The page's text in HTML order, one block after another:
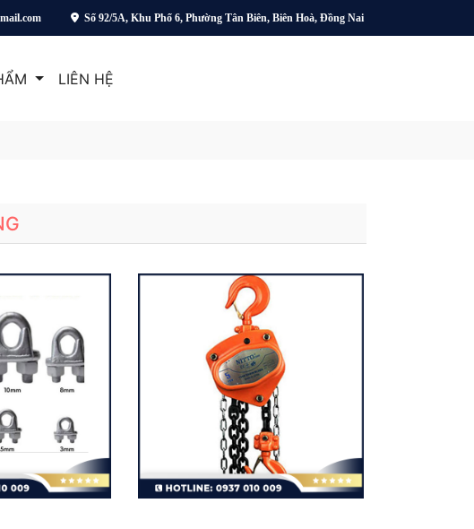
Số 92/5A, Khu Phố 6, Phường Tân Biên, Biên Hoà, Đồng Nai
LIÊN HỆ